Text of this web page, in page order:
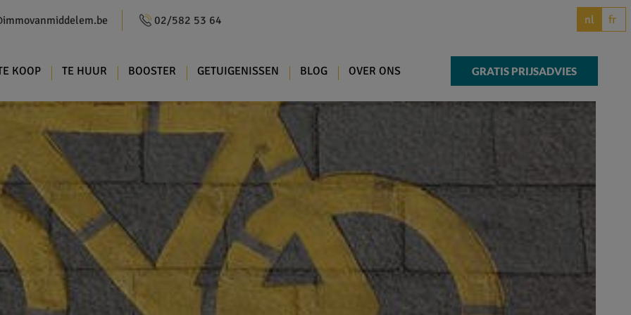
02/582 53 64 nl fr
KOOP TE HUUR BOOSTER GETUIGENISSEN BLOG OVER ONS GRATIS PRIJSADVIES